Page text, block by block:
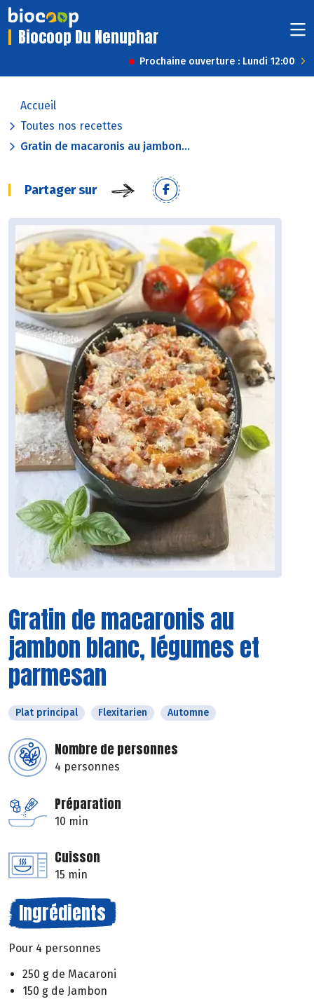
Biocoop Du Nenuphar
Prochaine ouverture : Lundi 12:00
Accueil
Toutes nos recettes
Gratin de macaronis au jambon...
Partager sur
Gratin de macaronis au
jambon blanc, légumes et
parmesan
Plat principal Flexitarien Automne
Nombre de personnes
4 personnes
Préparation
10 min
Cuisson
15 min
Ingrédients
Pour 4 personnes
250 g de Macaroni
150 g de Jambon